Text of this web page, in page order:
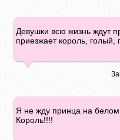
Девушки всю жизнь ждут
приезжает король, голый,
Я не жду принца на
Король!!!!